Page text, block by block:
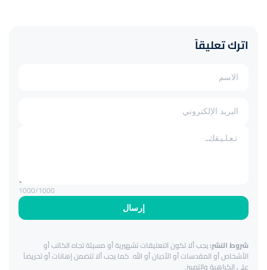
اترك تعليقاً
إرسال
1000/1000
شروط النشر:يجب ألا تكون التعليقات تشهيرية أو مسيئة تجاه الكاتب أو
الأشخاص أو المقدسات أو الأديان أو الله. كما يجب ألا تتضمن إهانات أو تحريضاً
على الكراهية والتمييز.